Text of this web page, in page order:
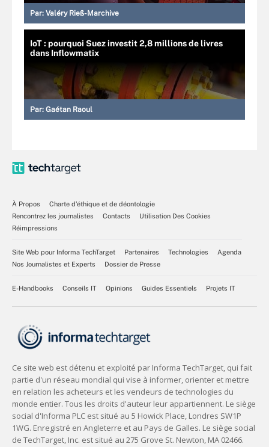
Par: Valéry Rieß-Marchive
IoT : pourquoi Suez investit 2,8 millions de livres
dans Inflowmatix
Par: Gaétan Raoul
À Propos
Charte d’éthique et de déontologie
Rencontrez les journalistes
Contacts
Utilisation Des Cookies
Réimpressions
Site Web pour Informa TechTarget Partenaires Technologies
Agenda
Nos Journalistes et Experts
Dossier de Presse
E-Handbooks Conseils IT Opinions Guides Essentiels Projets IT